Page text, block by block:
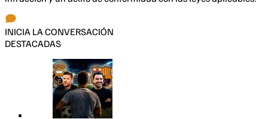
INICIA LA CONVERSACIÓN
DESTACADAS